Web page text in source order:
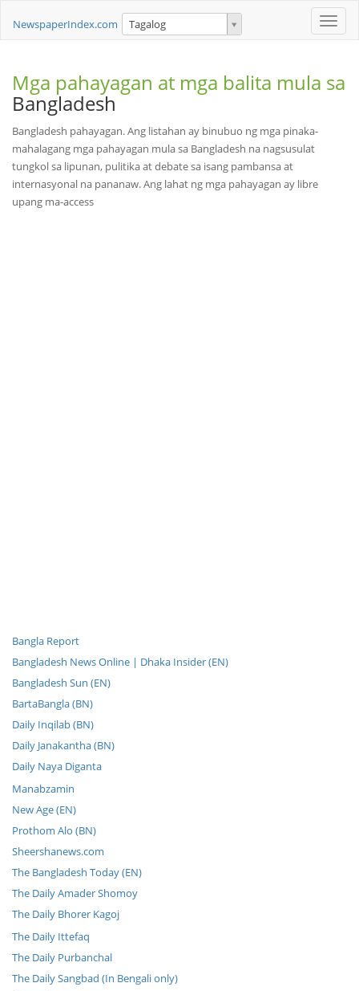
Toggle
NewspaperIndex.com Tagalog
Mga pahayagan at mga balita mula sa
Bangladesh
Bangladesh pahayagan. Ang listahan ay binubuo ng mga pinaka-
mahalagang mga pahayagan mula sa Bangladesh na nagsusulat
tungkol sa lipunan, pulitika at debate sa isang pambansa at
internasyonal na pananaw. Ang lahat ng mga pahayagan ay libre
upang ma-access
Bangla Report
Bangladesh News Online | Dhaka Insider (EN)
Bangladesh Sun (EN)
BartaBangla (BN)
Daily Inqilab (BN)
Daily Janakantha (BN)
Daily Naya Diganta
Manabzamin
New Age (EN)
Prothom Alo (BN)
Sheershanews.com
The Bangladesh Today (EN)
The Daily Amader Shomoy
The Daily Bhorer Kagoj
The Daily Ittefaq
The Daily Purbanchal
The Daily Sangbad (In Bengali only)